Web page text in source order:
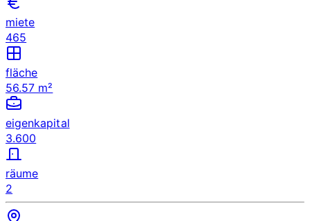
miete
465
fläche
56.57 m²
eigenkapital
3.600
räume
2